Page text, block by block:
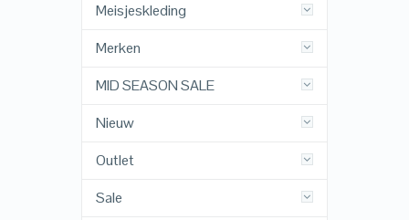
Meisjeskleding
Merken
MID SEASON SALE
Nieuw
Outlet
Sale